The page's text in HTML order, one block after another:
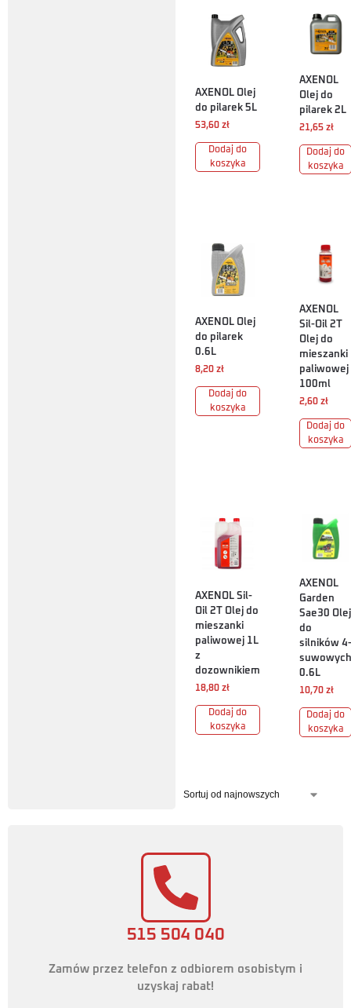
AXENOL Olej
do pilarek 5L
53,60 zł
Dodaj do
koszyka
AXENOL
Olej do
pilarek 2L
21,65 zł
Dodaj do
koszyka
AXENOL Olej
do pilarek
0.6L
8,20 zł
Dodaj do
koszyka
AXENOL
Sil-Oil 2T
Olej do
mieszanki
paliwowej
100ml
2,60 zł
Dodaj do
koszyka
AXENOL Sil-
Oil 2T Olej do
mieszanki
paliwowej 1L
z
dozownikiem
18,80 zł
Dodaj do
koszyka
AXENOL
Garden
Sae30 Olej
do
silników 4-
suwowych
0.6L
10,70 zł
Dodaj do
koszyka
515 504 040
Zamów przez telefon z odbiorem osobistym i
uzyskaj rabat!